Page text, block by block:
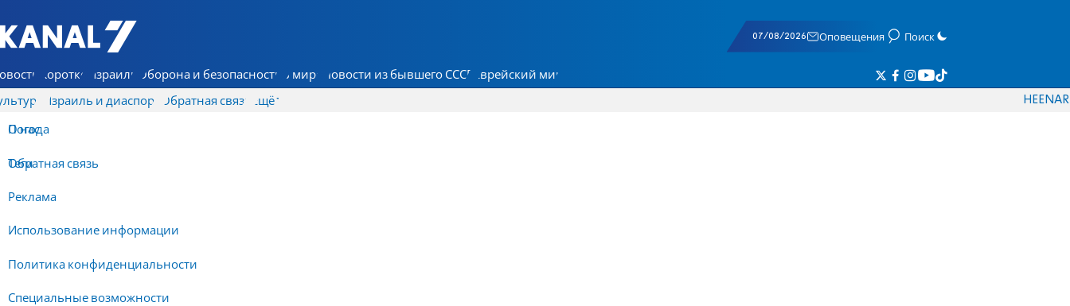
7 КАНАЛ - Аруц Шева
07/08/2026 Оповещения Поиск
Коротко Израиль Оборона и безопасность В мире Новости из бывшего СССР Еврейский мир
Израиль и диаспора Обратная связь
О нас
Обратная связь
Реклама
Использование информации
Политика конфиденциальности
Специальные возможности
Ещё
Погода
Теги
HEENAR